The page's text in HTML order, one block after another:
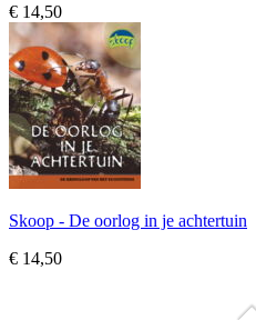
€ 14,50
Skoop - De oorlog in je achtertuin
€ 14,50